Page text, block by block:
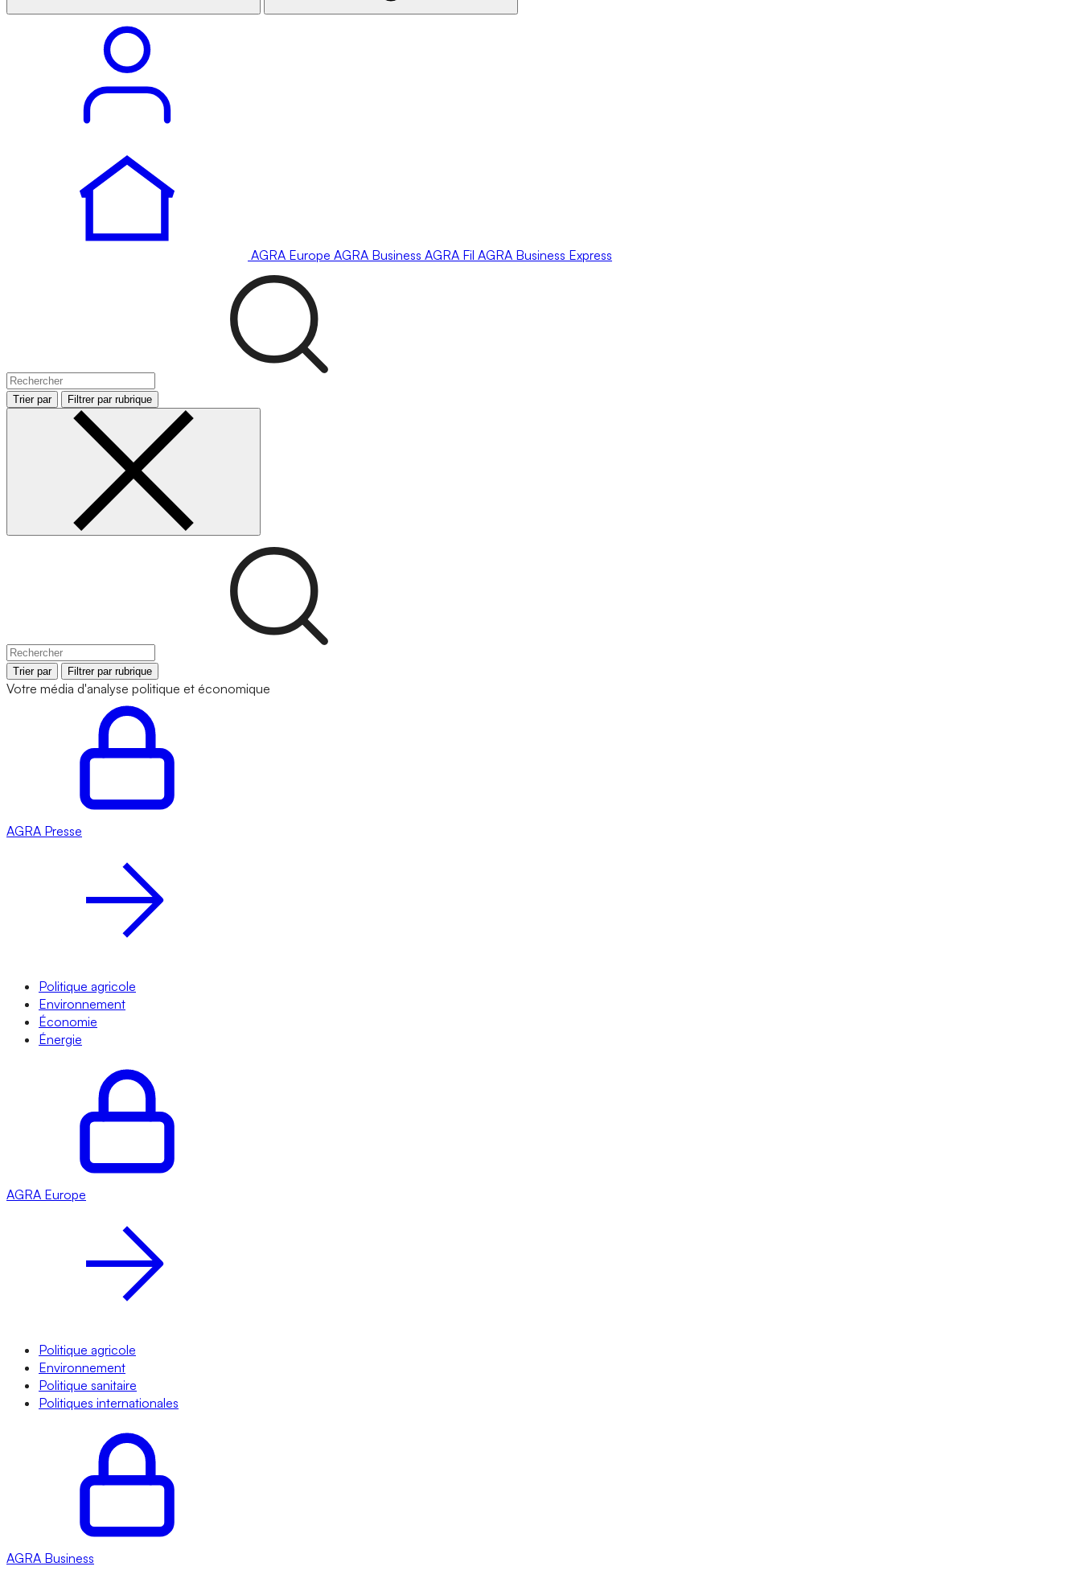
AGRA Europe AGRA Business AGRA Fil AGRA Business Express
Trier par Filtrer par rubrique
Trier par Filtrer par rubrique
Votre média d'analyse politique et économique
AGRA Presse
Politique agricole
Environnement
Économie
Énergie
AGRA Europe
Politique agricole
Environnement
Politique sanitaire
Politiques internationales
AGRA Business